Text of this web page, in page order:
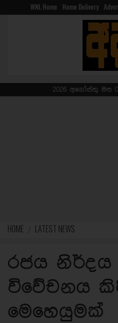
WNL Home Home Delivery
2026 අගෝස්තු මස
HOME LATEST NEWS
රජය නිර්දය
විවේචනය
මෙහෙයුමක්